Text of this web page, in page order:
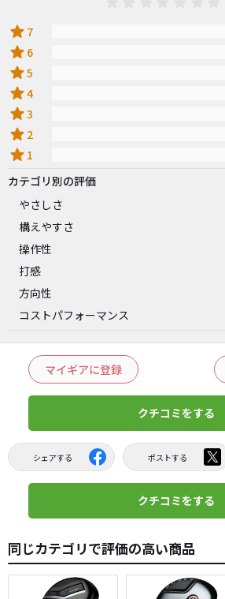
star 7
star 6
star5
star4
star3
star 2
star 1
カテゴリ別の評価
やさしさ
構えやすさ
操作性
打感
方向性
コストパフォーマンス
マイギアに登録
クチコミをする
シェアする ポストする
クチコミをする
同じカテゴリで評価の高い商品